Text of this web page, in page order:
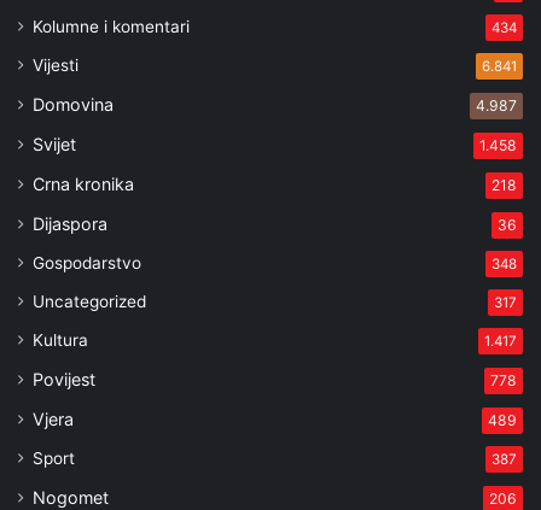
Kolumne i komentari 434
Vijesti 6.841
Domovina 4.987
Svijet 1.458
Crna kronika 218
Dijaspora 36
Gospodarstvo 348
Uncategorized 317
Kultura 1.417
Povijest 778
Vjera 489
Sport 387
Nogomet 206